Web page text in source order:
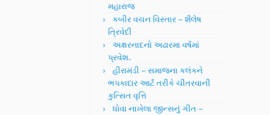
મહારાજ
કબીર વચન વિસ્તાર – શૈલેષ
ત્રિવેદી
અક્ષરનાદનો અઢારમા વર્ષમાં
પ્રવેશ..
હીરામંડી – સમાજના કલંકને
ભપકાદાર આર્ટ તરીકે ચીતરવાની
કુત્સિત વૃત્તિ
ધોવા નાખેલા જીન્સનું ગીત –